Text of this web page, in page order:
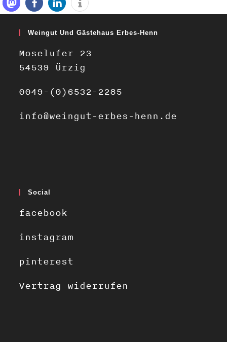
Weingut Und Gästehaus Erbes-Henn
Moselufer 23
54539 Ürzig
0049-(0)6532-2285
info@weingut-erbes-henn.de
Social
facebook
instagram
pinterest
Vertrag widerrufen